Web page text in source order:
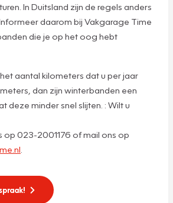
In Duitsland zijn de regels anders
daarom bij Vakgarage Time
die je op het oog hebt
aantal kilometers dat u per jaar
dan zijn winterbanden een
deze minder snel slijten. : Wilt u
op 023-2001176 of mail ons op